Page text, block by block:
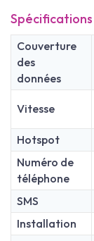
Couverture
des
données
Vitesse
Hotspot
Numéro de
téléphone
SMS
Installation